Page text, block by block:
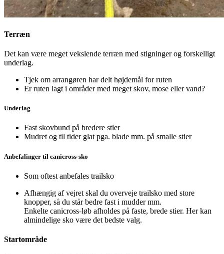
Terræn
Det kan være meget vekslende terræn med stigninger og forskelligt
underlag.
Tjek om arrangøren har delt højdemål for ruten
Er ruten lagt i områder med meget skov, mose eller vand?
Underlag
Fast skovbund på bredere stier
Mudret og til tider glat pga. blade mm. på smalle stier
Anbefalinger til canicross-sko
Som oftest anbefales trailsko
Afhængig af vejret skal du overveje trailsko med store
knopper, så du står bedre fast i mudder mm.
Enkelte canicross-løb afholdes på faste, brede stier. Her kan
almindelige sko være det bedste valg.
Startområde